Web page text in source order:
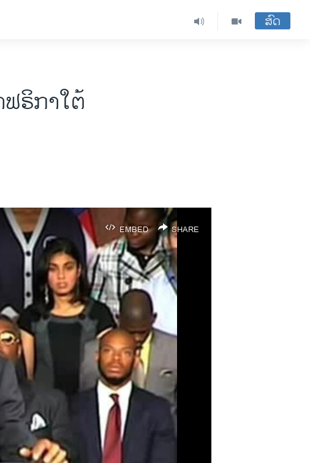
ສົດ
ຣິກາໃຕ້
EMBED SHARE